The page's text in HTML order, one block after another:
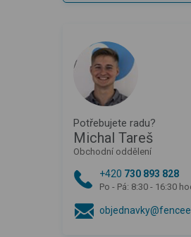
Potřebujete radu?
Michal Tareš
Obchodní oddělení
+420 730 893 828
Po - Pá: 8:30 - 16:30